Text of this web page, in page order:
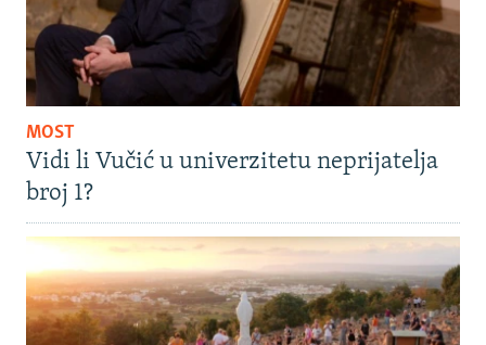
MOST
Vidi li Vučić u univerzitetu neprijatelja
broj 1?